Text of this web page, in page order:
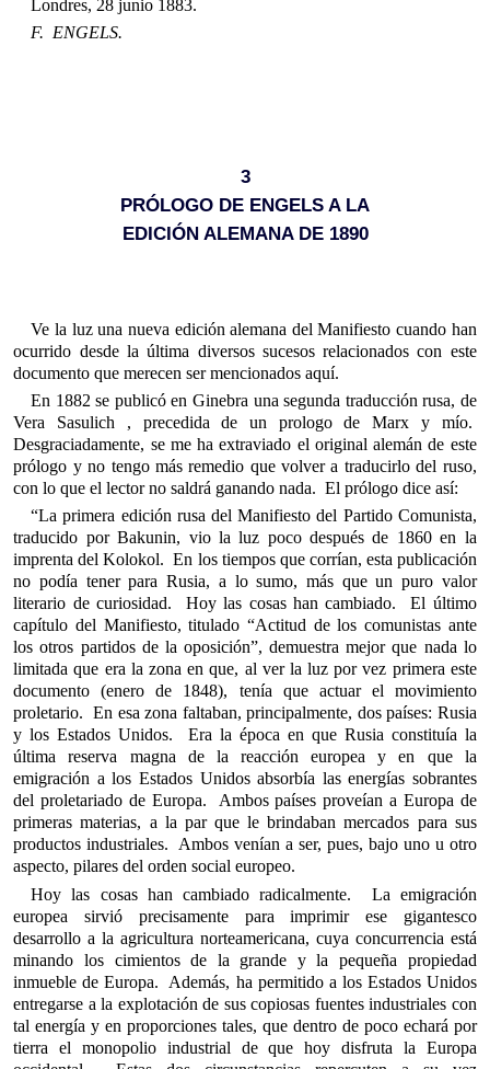
Londres, 28 junio 1883.
F. ENGELS.
3
PRÓLOGO DE ENGELS A LA
EDICIÓN ALEMANA DE 1890
Ve la luz una nueva edición alemana del Manifiesto cuando han
ocurrido desde la última diversos sucesos relacionados con este
documento que merecen ser mencionados aquí.
En 1882 se publicó en Ginebra una segunda traducción rusa, de
Vera Sasulich , precedida de un prologo de Marx y mío.
Desgraciadamente, se me ha extraviado el original alemán de este
prólogo y no tengo más remedio que volver a traducirlo del ruso,
con lo que el lector no saldrá ganando nada. El prólogo dice así:
“La primera edición rusa del Manifiesto del Partido Comunista,
traducido por Bakunin, vio la luz poco después de 1860 en la
imprenta del Kolokol. En los tiempos que corrían, esta publicación
no podía tener para Rusia, a lo sumo, más que un puro valor
literario de curiosidad. Hoy las cosas han cambiado. El último
capítulo del Manifiesto, titulado “Actitud de los comunistas ante
los otros partidos de la oposición”, demuestra mejor que nada lo
limitada que era la zona en que, al ver la luz por vez primera este
documento (enero de 1848), tenía que actuar el movimiento
proletario. En esa zona faltaban, principalmente, dos países: Rusia
y los Estados Unidos. Era la época en que Rusia constituía la
última reserva magna de la reacción europea y en que la
emigración a los Estados Unidos absorbía las energías sobrantes
del proletariado de Europa. Ambos países proveían a Europa de
primeras materias, a la par que le brindaban mercados para sus
productos industriales. Ambos venían a ser, pues, bajo uno u otro
aspecto, pilares del orden social europeo.
Hoy las cosas han cambiado radicalmente. La emigración
europea sirvió precisamente para imprimir ese gigantesco
desarrollo a la agricultura norteamericana, cuya concurrencia está
minando los cimientos de la grande y la pequeña propiedad
inmueble de Europa. Además, ha permitido a los Estados Unidos
entregarse a la explotación de sus copiosas fuentes industriales con
tal energía y en proporciones tales, que dentro de poco echará por
tierra el monopolio industrial de que hoy disfruta la Europa